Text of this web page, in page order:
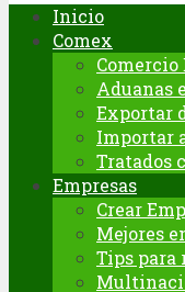
Inicio
Comex
Aduanas
Exportar
Importar
Tratados
Empresas
Crear
Mejores
Tips para